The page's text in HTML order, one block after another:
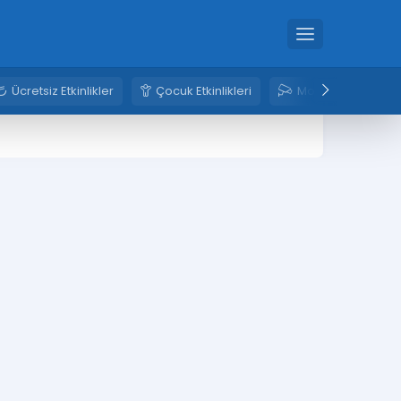
Ücretsiz Etkinlikler Çocuk Etkinlikleri Mobese